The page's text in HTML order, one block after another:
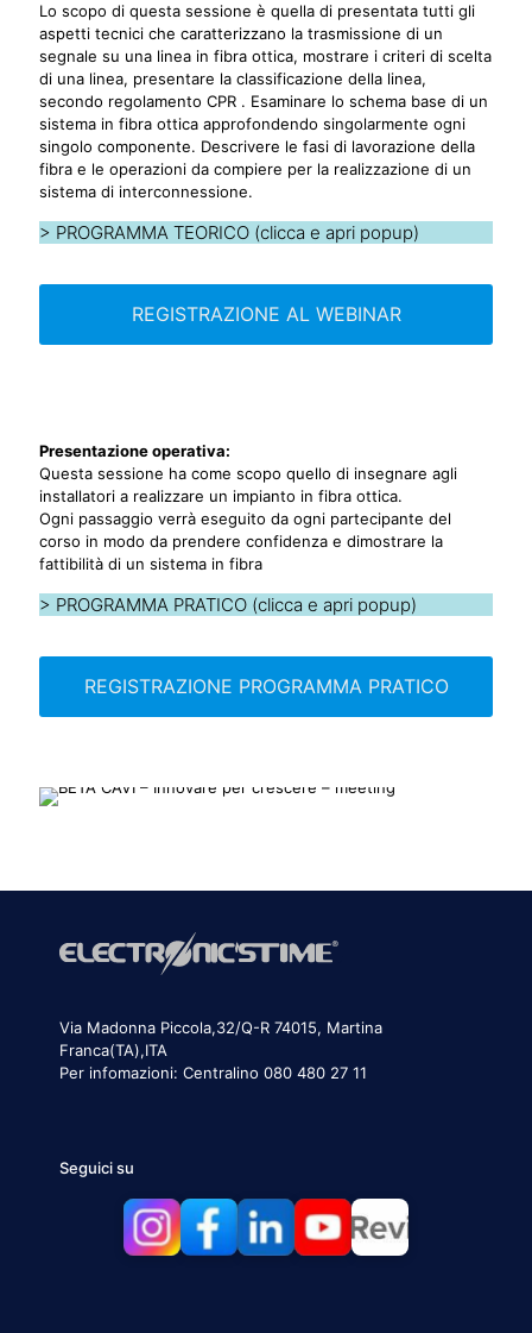
Lo scopo di questa sessione è quella di presentata tutti gli
aspetti tecnici che caratterizzano la trasmissione di un
segnale su una linea in fibra ottica, mostrare i criteri di scelta
di una linea, presentare la classificazione della linea,
secondo regolamento CPR . Esaminare lo schema base di un
sistema in fibra ottica approfondendo singolarmente ogni
singolo componente. Descrivere le fasi di lavorazione della
fibra e le operazioni da compiere per la realizzazione di un
sistema di interconnessione.
> PROGRAMMA TEORICO (clicca e apri popup)
REGISTRAZIONE AL WEBINAR
Presentazione operativa:
Questa sessione ha come scopo quello di insegnare agli
installatori a realizzare un impianto in fibra ottica.
Ogni passaggio verrà eseguito da ogni partecipante del
corso in modo da prendere confidenza e dimostrare la
fattibilità di un sistema in fibra
> PROGRAMMA PRATICO (clicca e apri popup)
REGISTRAZIONE PROGRAMMA PRATICO
Via Madonna Piccola,32/Q-R 74015, Martina
Franca(TA),ITA
Per infomazioni: Centralino 080 480 27 11
Seguici su